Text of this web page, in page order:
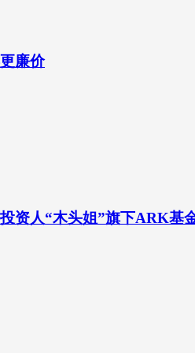
廉价
资人“木头姐”旗下ARK基